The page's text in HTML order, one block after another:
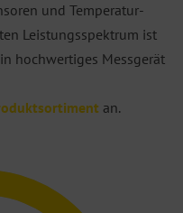
und Temperatur-
Leistungsspektrum ist
hochwertiges Messgerät
an.